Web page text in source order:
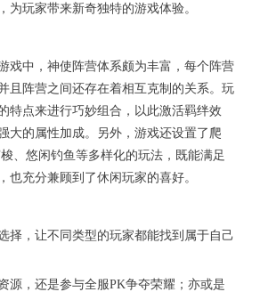
为玩家带来新奇独特的游戏体验。
戏中，神使阵营体系颇为丰富，每个阵营
且阵营之间还存在着相互克制的关系。玩
特点来进行巧妙组合，以此激活羁绊效
大的属性加成。另外，游戏还设置了爬
、悠闲钓鱼等多样化的玩法，既能满足
也充分兼顾到了休闲玩家的喜好。
择，让不同类型的玩家都能找到属于自己
源，还是参与全服PK争夺荣耀；亦或是